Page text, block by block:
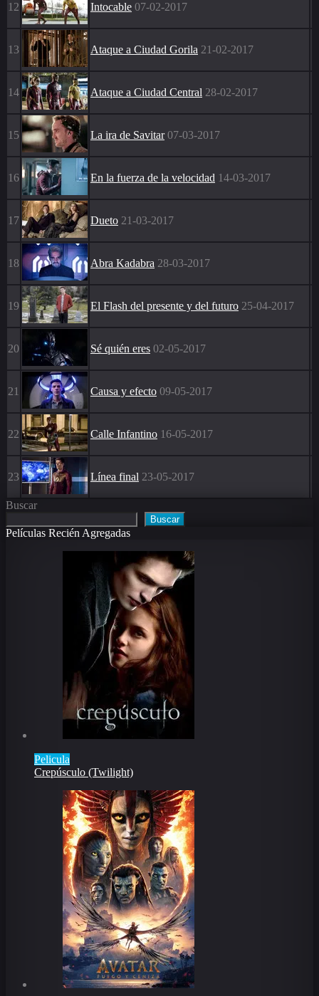
12 Intocable 07-02-2017
13 Ataque a Ciudad Gorila 21-02-2017
14 Ataque a Ciudad Central 28-02-2017
15 La ira de Savitar 07-03-2017
16 En la fuerza de la velocidad 14-03-2017
17 Dueto 21-03-2017
18 Abra Kadabra 28-03-2017
19 El Flash del presente y del futuro 25-04-2017
20 Sé quién eres 02-05-2017
21 Causa y efecto 09-05-2017
22 Calle Infantino 16-05-2017
23 Línea final 23-05-2017
Buscar
Buscar
Películas Recién Agregadas
Pelicula
Crepúsculo (Twilight)